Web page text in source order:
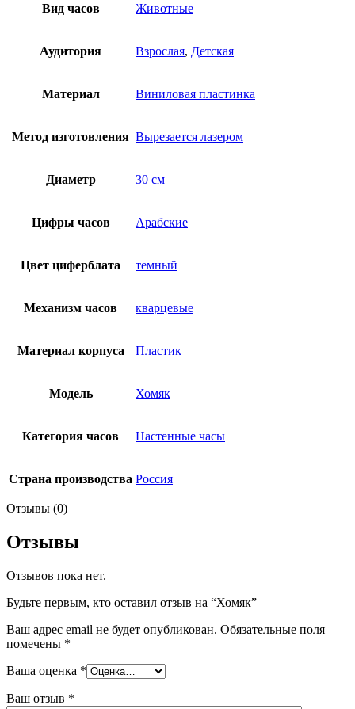
Вид часов Животные
Аудитория Взрослая, Детская
Материал Виниловая пластинка
Метод изготовления Вырезается лазером
Диаметр 30 см
Цифры часов Арабские
Цвет циферблата темный
Механизм часов кварцевые
Материал корпуса Пластик
Модель Хомяк
Категория часов Настенные часы
Страна производства Россия
Отзывы (0)
Отзывы
Отзывов пока нет.
Будьте первым, кто оставил отзыв на “Хомяк”
Ваш адрес email не будет опубликован. Обязательные поля
помечены *
Ваша оценка *
Ваш отзыв *